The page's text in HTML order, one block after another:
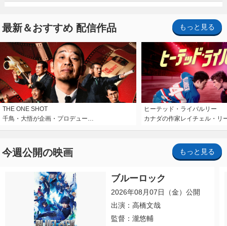
最新＆おすすめ 配信作品 もっと見る
THE ONE SHOT
千鳥・大悟が企画・プロデュー…
ヒーテッド・ライバルリー
カナダの作家レイチェル・リ
今週公開の映画 もっと見る
ブルーロック
2026年08月07日（金）公開
出演：高橋文哉
監督：瀧悠輔